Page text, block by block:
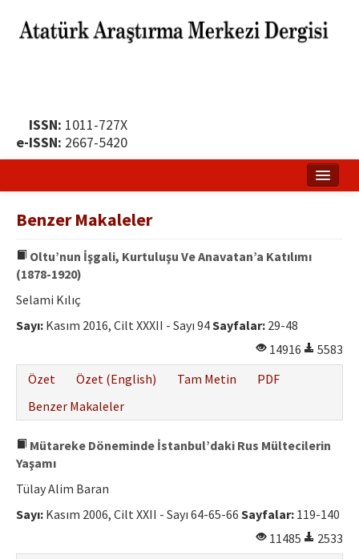
ISSN: 1011-727X
e-ISSN: 2667-5420
Yayın Politikası
Dergi Kurulları
Yayın İlkeleri
Etik İlkeler
İletişim
Benzer Makaleler
Oltu’nun İşgali, Kurtuluşu Ve Anavatan’a Katılımı
(1878-1920)
Selami Kılıç
Sayı: Kasım 2016, Cilt XXXII - Sayı 94Sayfalar: 29-48
14916
5583
Özet
Özet (English) Tam Metin
PDF
Benzer Makaleler
Mütareke Döneminde İstanbul’daki Rus Mültecilerin
Yaşamı
Tülay Alim Baran
Sayı: Kasım 2006, Cilt XXII - Sayı 64-65-66 Sayfalar: 119-140
11485
2533